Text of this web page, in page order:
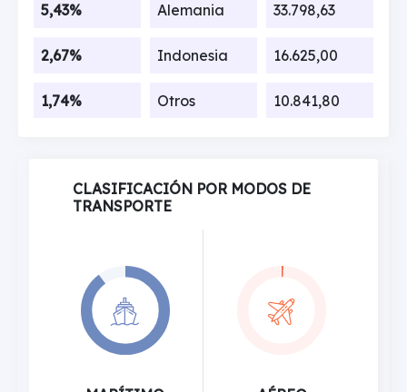
5,43% Alemania 33.798,63
2,67% Indonesia 16.625,00
1,74% Otros 10.841,80
CLASIFICACIÓN POR MODOS DE
TRANSPORTE